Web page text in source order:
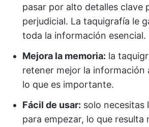
pasar por alto detalles clave
perjudicial. La taquigrafía le
toda la información esencial.
Mejora la memoria: la
retener mejor la información
lo que es importante.
Fácil de usar: solo necesitas
para empezar, lo que resulta